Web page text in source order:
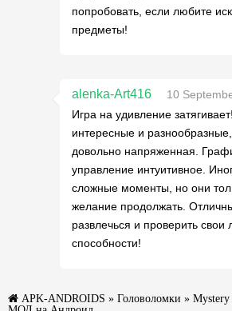
попробовать, если любите
предметы!
alenka-Art416
10
Игра на удивление
интересные и
довольно напряженная.
управление интуитивное.
сложные моменты, но они
желание продолжать.
развлечься и проверить свои
способности!
APK-ANDROIDS » Головоломки » Mystery